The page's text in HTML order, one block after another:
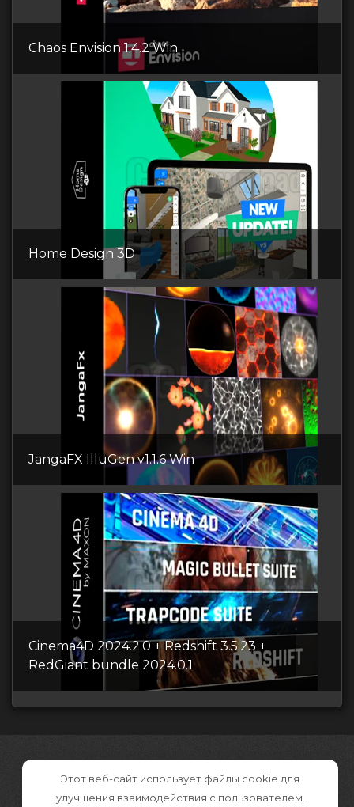
Chaos Envision 1.4.2 Win
Home Design 3D
JangaFX IlluGen v1.1.6 Win
Cinema4D 2024.2.0 + Redshift 3.5.23 +
RedGiant bundle 2024.0.1
Этот веб-сайт использует файлы cookie для
улучшения взаимодействия с пользователем.